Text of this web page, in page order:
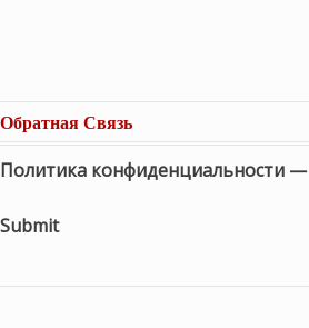
Обратная Связь
Политика конфиденциальности —
Submit